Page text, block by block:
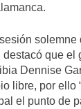
solemne
que el
Dennise
libre, por ello
el punto de